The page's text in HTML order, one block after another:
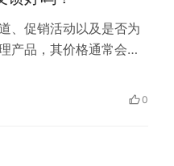
、促销活动以及是否为
产品，其价格通常会受
产品的价格可能会有所
0